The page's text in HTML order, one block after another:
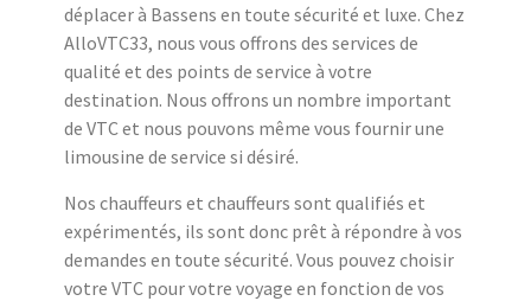
déplacer à Bassens en toute sécurité et luxe. Chez
AlloVTC33, nous vous offrons des services de
qualité et des points de service à votre
destination. Nous offrons un nombre important
de VTC et nous pouvons même vous fournir une
limousine de service si désiré.
Nos chauffeurs et chauffeurs sont qualifiés et
expérimentés, ils sont donc prêt à répondre à vos
demandes en toute sécurité. Vous pouvez choisir
votre VTC pour votre voyage en fonction de vos